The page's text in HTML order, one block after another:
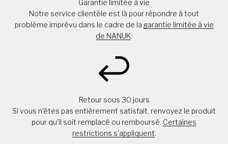
Garantie limitée à vie
Notre service clientèle est là pour répondre à tout
problème imprévu dans le cadre de la garantie limitée à vie
de NANUK.
Retour sous 30 jours
Si vous n'êtes pas entièrement satisfait, renvoyez le produit
pour qu'il soit remplacé ou remboursé. Certaines
restrictions s'appliquent.